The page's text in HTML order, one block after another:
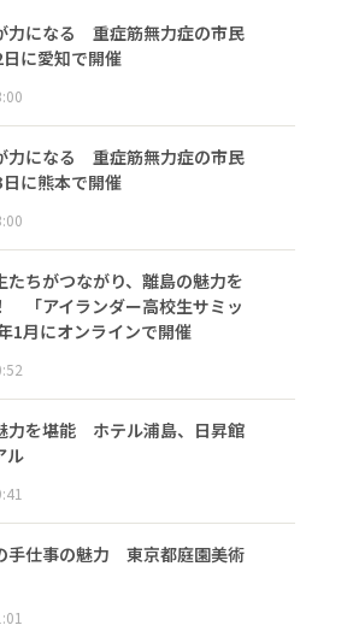
力になる 重症筋無力症の市民
に愛知で開催
力になる 重症筋無力症の市民
に熊本で開催
たちがつながり、離島の魅力を
「アイランダー高校生サミッ
1月にオンラインで開催
力を堪能 ホテル浦島、日昇館
ル
手仕事の魅力 東京都庭園美術